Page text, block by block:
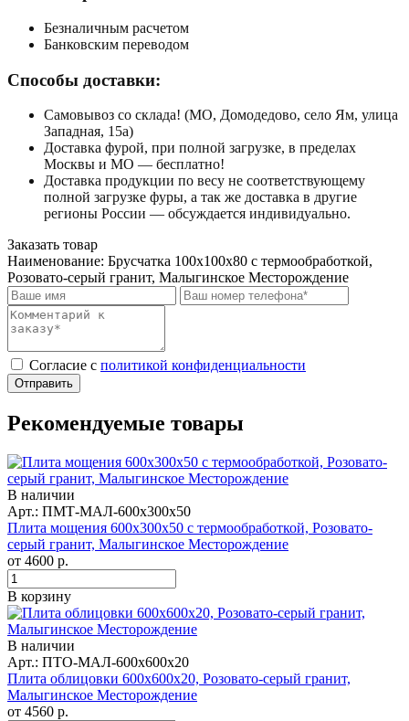
Безналичным расчетом
Банковским переводом
Способы доставки:
Самовывоз со склада! (МО, Домодедово, село Ям, улица
Западная, 15а)
Доставка фурой, при полной загрузке, в пределах
Москвы и МО — бесплатно!
Доставка продукции по весу не соответствующему
полной загрузке фуры, а так же доставка в другие
регионы России — обсуждается индивидуально.
Заказать товар
Наименование: Брусчатка 100x100x80 с термообработкой,
Розовато-серый гранит, Малыгинское Месторождение
Cогласие с политикой конфиденциальности
Отправить
Рекомендуемые товары
В наличии
Арт.: ПМТ-МАЛ-600x300x50
Плита мощения 600x300x50 с термообработкой, Розовато-
серый гранит, Малыгинское Месторождение
от 4600 р.
В корзину
В наличии
Арт.: ПТО-МАЛ-600x600x20
Плита облицовки 600x600x20, Розовато-серый гранит,
Малыгинское Месторождение
от 4560 р.